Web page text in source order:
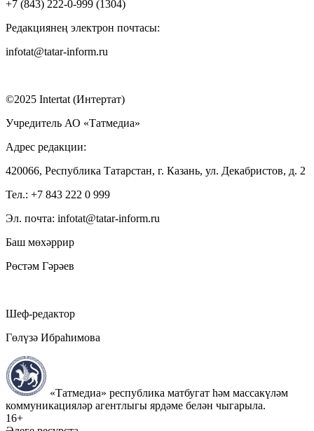
+7 (843) 222-0-999 (1304)
Редакциянең электрон почтасы:
infotat@tatar-inform.ru
©2025 Intertat (Интертат)
Учредитель АО «Татмедиа»
Адрес редакции:
420066, Республика Татарстан, г. Казань, ул. Декабристов, д. 2
Тел.: +7 843 222 0 999
Эл. почта: infotat@tatar-inform.ru
Баш мөхәррир
Рөстәм Гәрәев
Шеф-редактор
Гөлүзә Ибраһимова
«Татмедиа» республика матбугат һәм массакүләм
коммуникацияләр агентлыгы ярдәме белән чыгарыла.
16+